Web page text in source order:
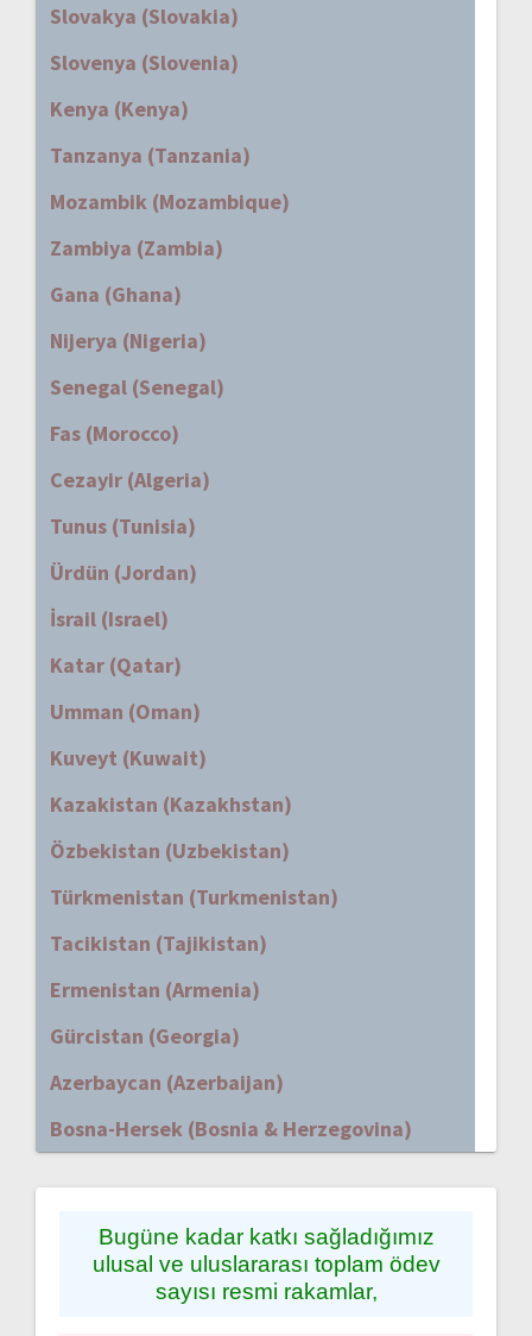
Slovakya (Slovakia)
Slovenya (Slovenia)
Kenya (Kenya)
Tanzanya (Tanzania)
Mozambik (Mozambique)
Zambiya (Zambia)
Gana (Ghana)
Nijerya (Nigeria)
Senegal (Senegal)
Fas (Morocco)
Cezayir (Algeria)
Tunus (Tunisia)
Ürdün (Jordan)
İsrail (Israel)
Katar (Qatar)
Umman (Oman)
Kuveyt (Kuwait)
Kazakistan (Kazakhstan)
Özbekistan (Uzbekistan)
Türkmenistan (Turkmenistan)
Tacikistan (Tajikistan)
Ermenistan (Armenia)
Gürcistan (Georgia)
Azerbaycan (Azerbaijan)
Bosna-Hersek (Bosnia & Herzegovina)
Bugüne kadar katkı sağladığımız
ulusal ve uluslararası toplam ödev
sayısı resmi rakamlar,